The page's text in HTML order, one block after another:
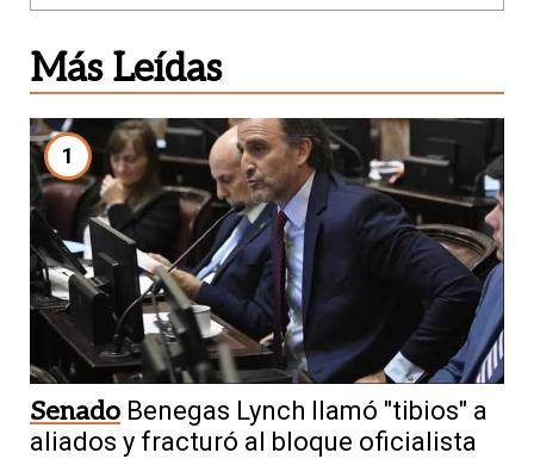
Más Leídas
1
Senado Benegas Lynch llamó "tibios" a
aliados y fracturó al bloque oficialista